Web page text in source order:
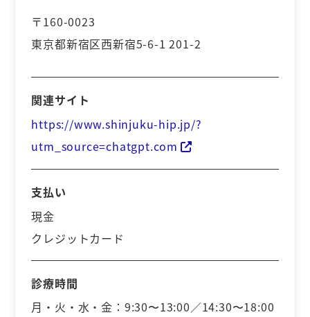
〒160-0023
東京都新宿区西新宿5-6-1 201-2
関連サイト
https://www.shinjuku-hip.jp/?
utm_source=chatgpt.com
支払い
現金
クレジットカード
診療時間
月・火・水・金：9:30〜13:00／14:30〜18:00